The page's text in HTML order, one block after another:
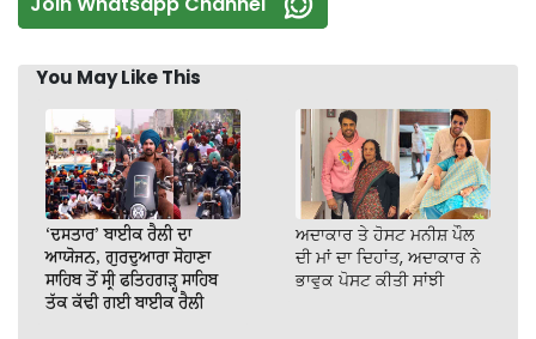
You May Like This
‘ਦਸਤਾਰ’ ਬਾਈਕ ਰੈਲੀ ਦਾ
ਆਯੋਜਨ, ਗੁਰਦੁਆਰਾ ਸੋਹਾਣਾ
ਸਾਹਿਬ ਤੋਂ ਸ੍ਰੀ ਫਤਿਹਗੜ੍ਹ ਸਾਹਿਬ
ਤੱਕ ਕੱਢੀ ਗਈ ਬਾਈਕ ਰੈਲੀ
ਅਦਾਕਾਰ ਤੇ ਹੋਸਟ ਮਨੀਸ਼ ਪੌਲ
ਦੀ ਮਾਂ ਦਾ ਦਿਹਾਂਤ, ਅਦਾਕਾਰ ਨੇ
ਭਾਵੁਕ ਪੋਸਟ ਕੀਤੀ ਸਾਂਝੀ